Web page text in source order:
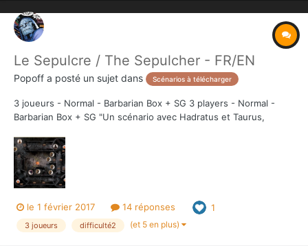
Le Sepulcre / The Sepulcher - FR/EN
Popoff a posté un sujet dans Scénarios à télécharger
3 joueurs - Normal - Barbarian Box + SG 3 players - Normal -
Barbarian Box + SG "Un scénario avec Hadratus et Taurus,
un "stop ou encore" et des surprises pour les héros !"
Télécharger Le_Sépulcre.pdf V...
le 1 février 2017 14 réponses 1
3 joueurs difficulté2 (et 5 en plus)